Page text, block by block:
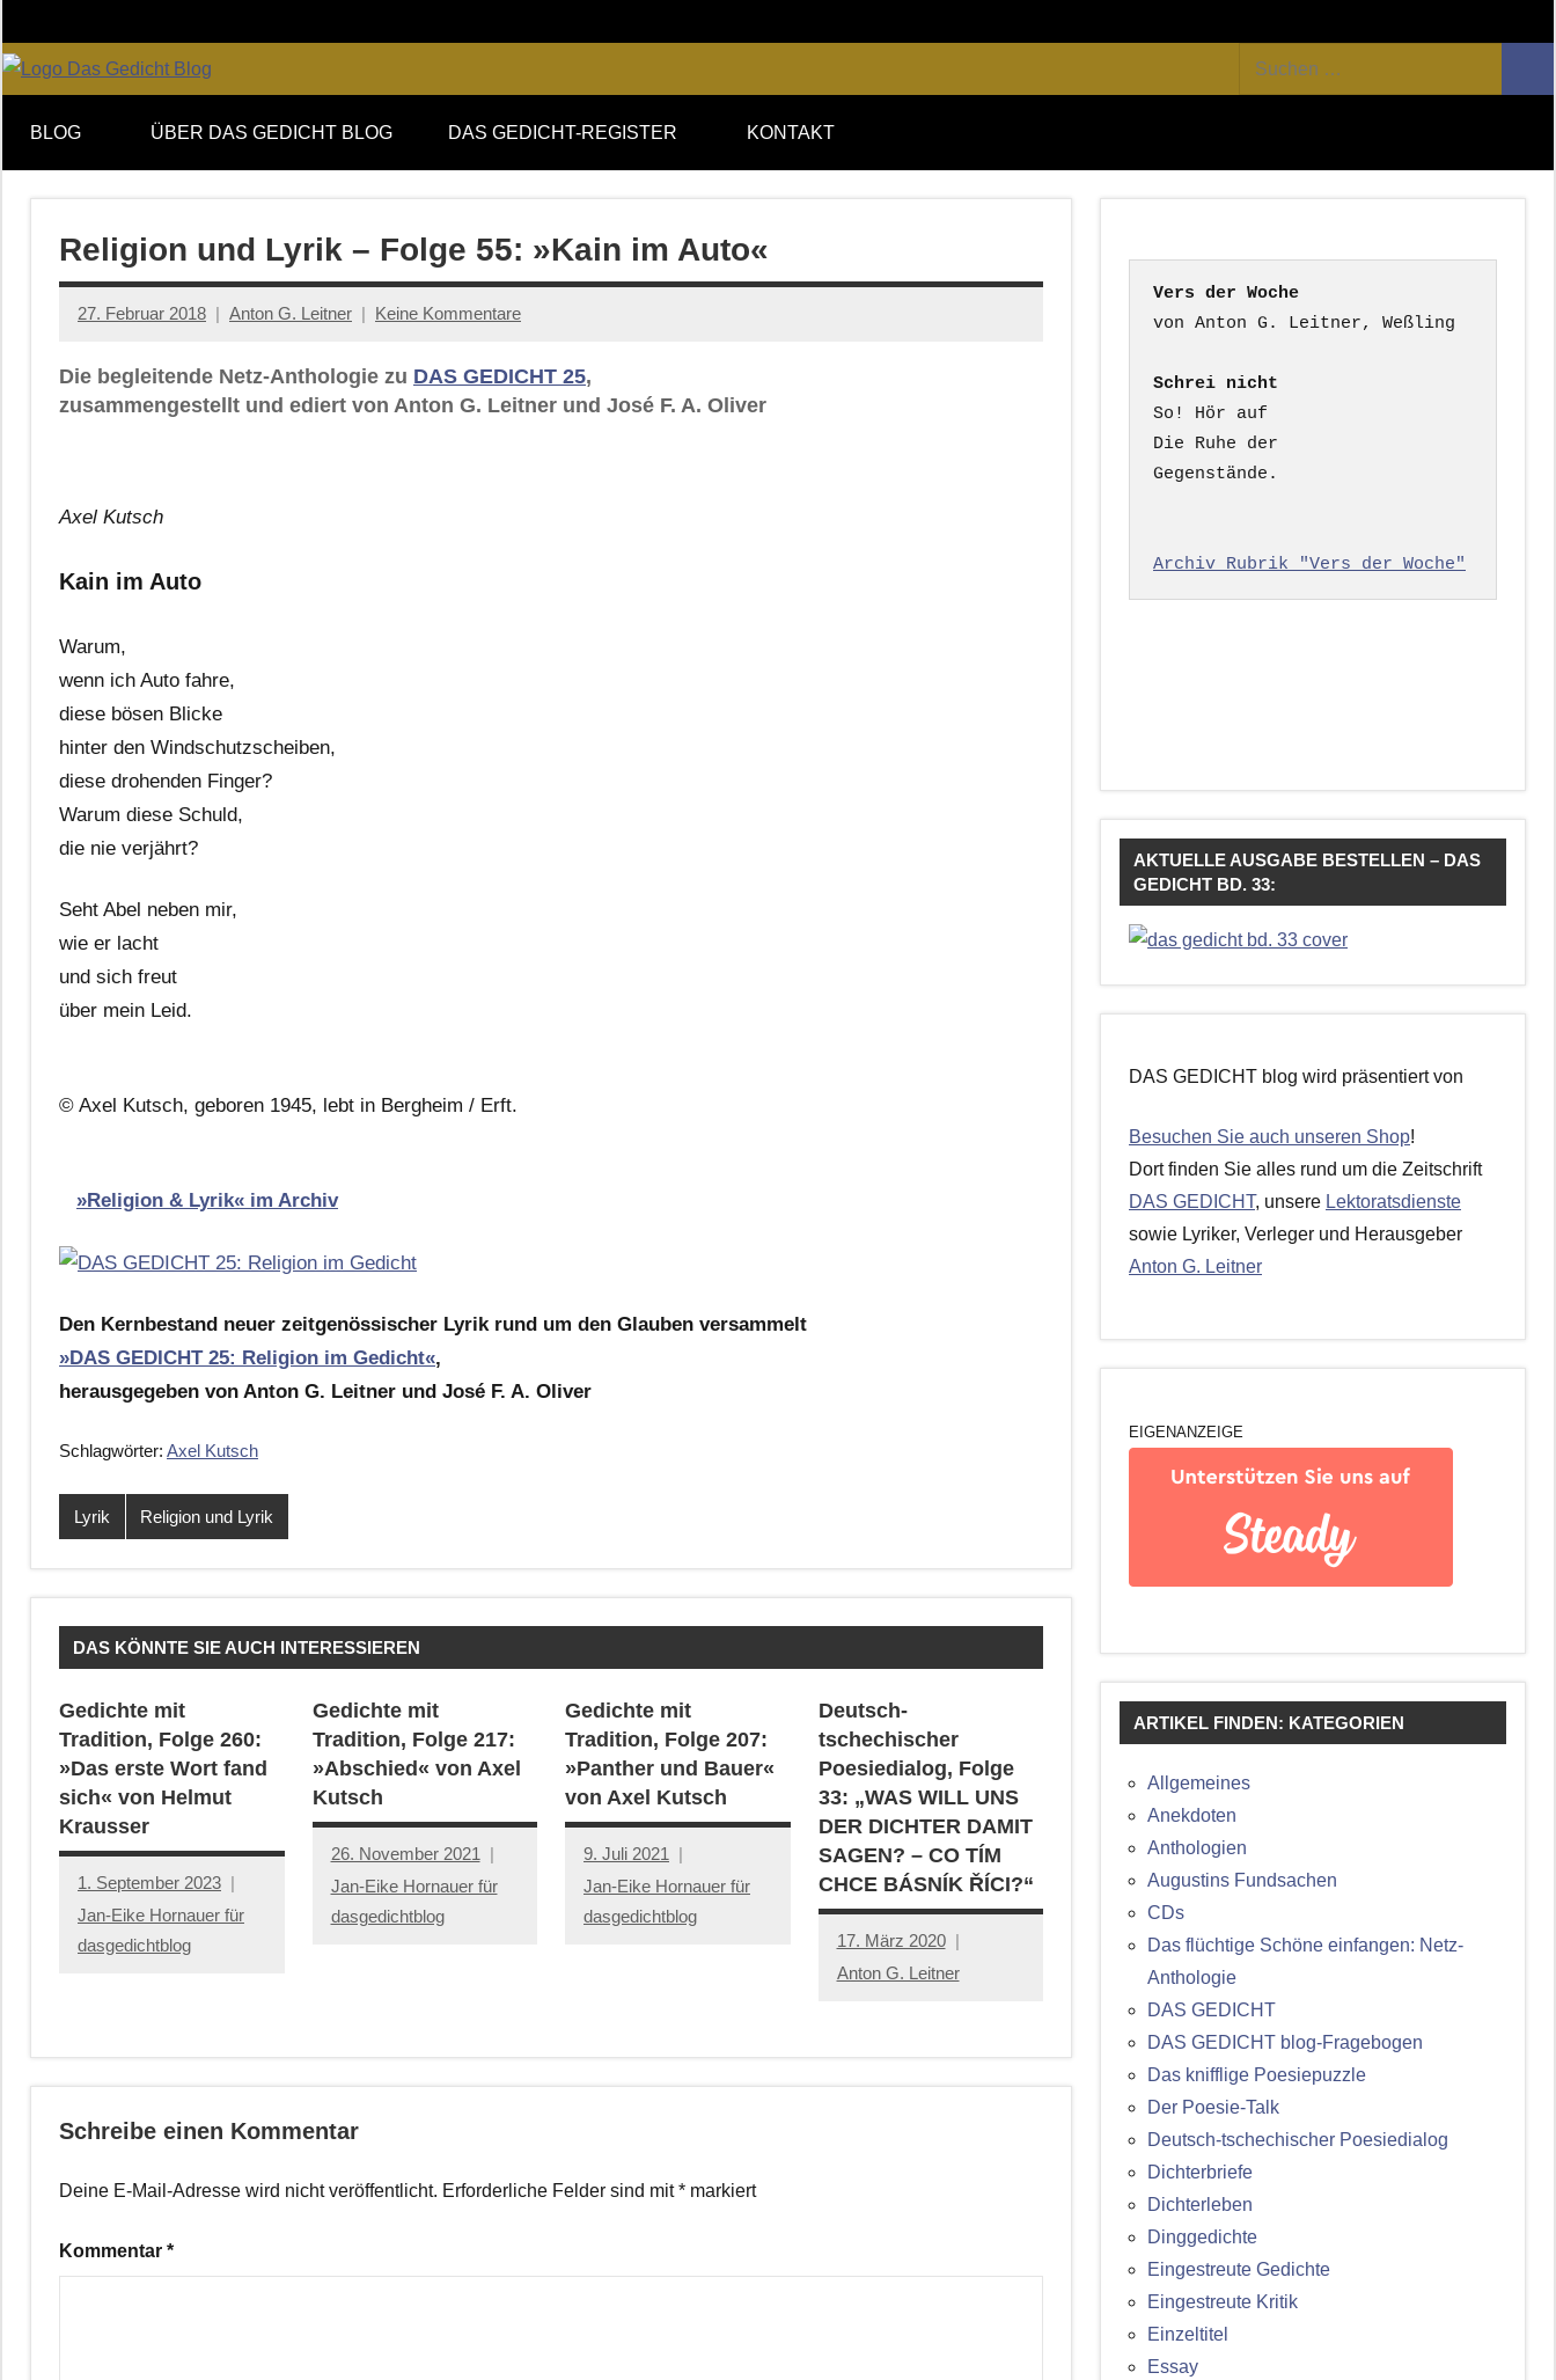
Inhalt
springen
DAS
GEDICHT
blog
von
DAS
GEDICHT.
Zeitschrift
für
Lyrik,
Essay
Kritik
Suchen
nach:
BLOG ÜBER DAS GEDICHT BLOG DAS GEDICHT-REGISTER KONTAKT
Religion und Lyrik – Folge 55: »Kain im Auto«
27. Februar 2018 Anton G. Leitner Keine Kommentare
Die begleitende Netz-Anthologie zu DAS GEDICHT 25,
zusammengestellt und ediert von Anton G. Leitner und José F. A. Oliver
Axel Kutsch
Kain im Auto
Warum,
wenn ich Auto fahre,
diese bösen Blicke
hinter den Windschutzscheiben,
diese drohenden Finger?
Warum diese Schuld,
die nie verjährt?
Seht Abel neben mir,
wie er lacht
und sich freut
über mein Leid.
© Axel Kutsch, geboren 1945, lebt in Bergheim / Erft.
»Religion & Lyrik« im Archiv
Den Kernbestand neuer zeitgenössischer Lyrik rund um den Glauben versammelt
»DAS GEDICHT 25: Religion im Gedicht«,
herausgegeben von Anton G. Leitner und José F. A. Oliver
Schlagwörter: Axel Kutsch
Lyrik Religion und Lyrik
DAS KÖNNTE SIE AUCH INTERESSIEREN
Gedichte mit
Tradition, Folge 260:
»Das erste Wort fand
sich« von Helmut
Krausser
1. September 2023
Jan-Eike Hornauer für
dasgedichtblog
Gedichte mit
Tradition, Folge 217:
»Abschied« von Axel
Kutsch
26. November 2021
Jan-Eike Hornauer für
dasgedichtblog
Gedichte mit
Tradition, Folge 207:
»Panther und Bauer«
von Axel Kutsch
9. Juli 2021
Jan-Eike Hornauer für
dasgedichtblog
Deutsch-
tschechischer
Poesiedialog, Folge
33: „WAS WILL UNS
DER DICHTER DAMIT
SAGEN? – CO TÍM
CHCE BÁSNÍK ŘÍCI?“
17. März 2020
Anton G. Leitner
Schreibe einen Kommentar
Deine E-Mail-Adresse wird nicht veröffentlicht. Erforderliche Felder sind mit* markiert
Kommentar *
Vers der Woche
Schrei nicht
So! Hör auf
Die Ruhe der
Gegenstände.
Archiv Rubrik "Vers der Woche"
AKTUELLE AUSGABE BESTELLEN – DAS
GEDICHT BD. 33:
DAS GEDICHT blog wird präsentiert von
Besuchen Sie auch unseren Shop!
Dort finden Sie alles rund um die Zeitschrift
DAS GEDICHT, unsere Lektoratsdienste
sowie Lyriker, Verleger und Herausgeber
Anton G. Leitner
EIGENANZEIGE
ARTIKEL FINDEN: KATEGORIEN
Allgemeines
Anekdoten
Anthologien
Augustins Fundsachen
CDs
Das flüchtige Schöne einfangen: Netz-
Anthologie
DAS GEDICHT
DAS GEDICHT blog-Fragebogen
Das knifflige Poesiepuzzle
Der Poesie-Talk
Deutsch-tschechischer Poesiedialog
Dichterbriefe
Dichterleben
Dinggedichte
Eingestreute Gedichte
Eingestreute Kritik
Einzeltitel
Essay